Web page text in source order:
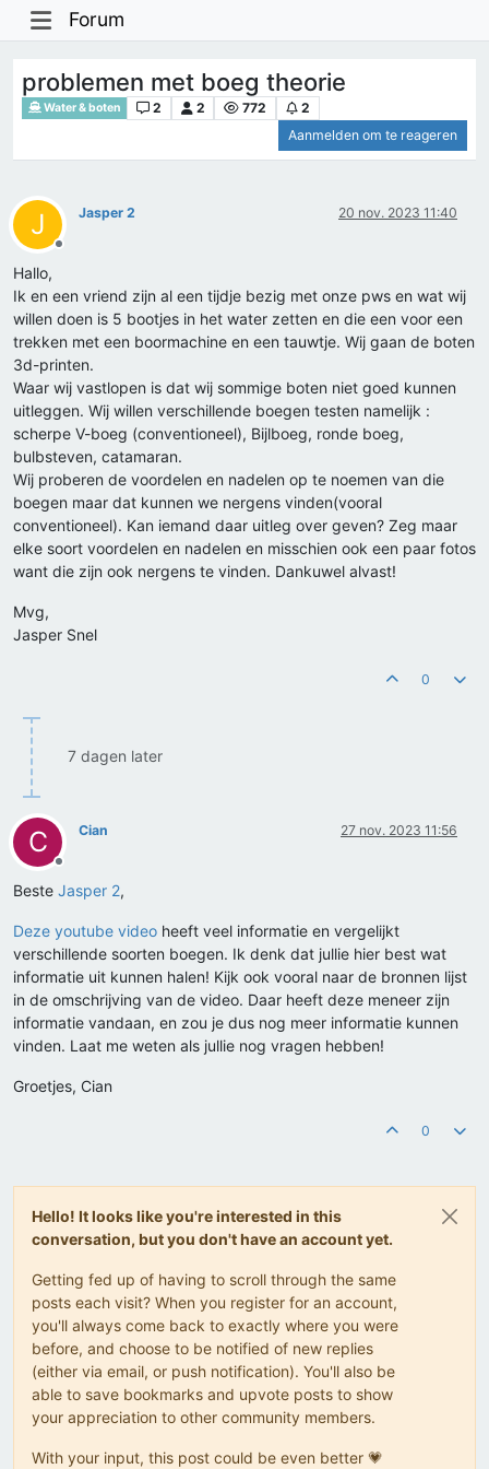
Forum
problemen met boeg theorie
Water & boten 2 2 772
2
Aanmelden om te reageren
J
Offline
Jasper 2 20 nov. 2023 11:40
Hallo,
Ik en een vriend zijn al een tijdje bezig met onze pws en wat wij
willen doen is 5 bootjes in het water zetten en die een voor een
trekken met een boormachine en een tauwtje. Wij gaan de boten
3d-printen.
Waar wij vastlopen is dat wij sommige boten niet goed kunnen
uitleggen. Wij willen verschillende boegen testen namelijk :
scherpe V-boeg (conventioneel), Bijlboeg, ronde boeg,
bulbsteven, catamaran.
Wij proberen de voordelen en nadelen op te noemen van die
boegen maar dat kunnen we nergens vinden(vooral
conventioneel). Kan iemand daar uitleg over geven? Zeg maar
elke soort voordelen en nadelen en misschien ook een paar fotos
want die zijn ook nergens te vinden. Dankuwel alvast!
Mvg,
Jasper Snel
0
7 dagen later
C
Offline
Cian 27 nov. 2023 11:56
Beste Jasper 2,
Deze youtube video heeft veel informatie en vergelijkt
verschillende soorten boegen. Ik denk dat jullie hier best wat
informatie uit kunnen halen! Kijk ook vooral naar de bronnen lijst
in de omschrijving van de video. Daar heeft deze meneer zijn
informatie vandaan, en zou je dus nog meer informatie kunnen
vinden. Laat me weten als jullie nog vragen hebben!
Groetjes, Cian
0
Hello! It looks like you're interested in this
conversation, but you don't have an account yet.
Getting fed up of having to scroll through the same
posts each visit? When you register for an account,
you'll always come back to exactly where you were
before, and choose to be notified of new replies
(either via email, or push notification). You'll also be
able to save bookmarks and upvote posts to show
your appreciation to other community members.
With your input, this post could be even better 💗